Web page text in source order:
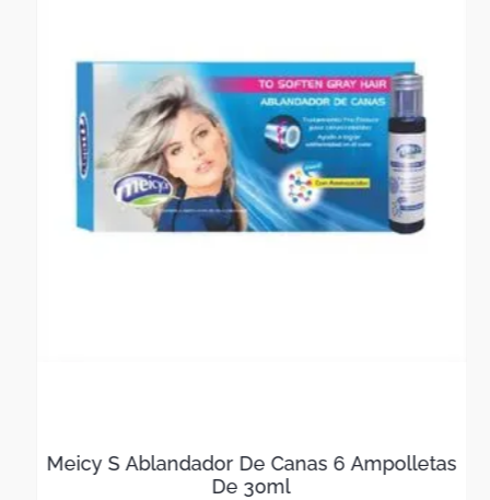
Meicy S Ablandador De Canas 6 Ampolletas
De 30ml